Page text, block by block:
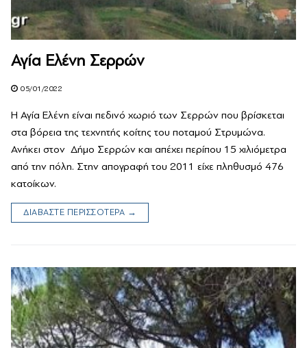
Αγία Ελένη Σερρών
05/01/2022
Η Αγία Ελένη είναι πεδινό χωριό των Σερρών που βρίσκεται
στα βόρεια της τεχνητής κοίτης του ποταμού Στρυμώνα.
Ανήκει στον Δήμο Σερρών και απέχει περίπου 15 χιλιόμετρα
από την πόλη. Στην απογραφή του 2011 είχε πληθυσμό 476
κατοίκων.
ΔΙΑΒΑΣΤΕ ΠΕΡΙΣΣΟΤΕΡΑ →